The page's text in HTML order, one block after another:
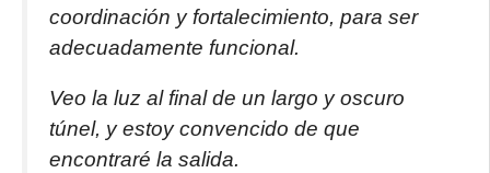
coordinación y fortalecimiento, para ser
adecuadamente funcional.
Veo la luz al final de un largo y oscuro
túnel, y estoy convencido de que
encontraré la salida.